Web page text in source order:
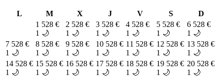
L M X J V S
D
1 528 €
1 🌙
2 528 €
1 🌙
3 528 €
1 🌙
4 528 €
1 🌙
5 528 €
1 🌙
6 528 €
1 🌙
7 528 €
1 🌙
8 528 €
1 🌙
9 528 €
1 🌙
10 528 €
1 🌙
11 528 €
1 🌙
12 528 €
1 🌙
13 528 €
1 🌙
14 528 €
1 🌙
15 528 €
1 🌙
16 528 €
1 🌙
17 528 €
1 🌙
18 528 €
1 🌙
19 528 €
1 🌙
20 528 €
1 🌙